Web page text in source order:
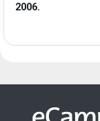
2006.